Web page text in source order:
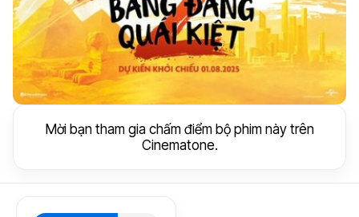
Mời bạn tham gia chấm điểm bộ phim này trên
Cinematone.